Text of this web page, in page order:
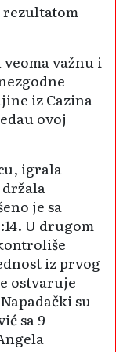
rezultatom
važnu i
iz Cazina
ovoj
igrala
je sa
U drugom
iz prvog
ostvaruje
su
sa 9